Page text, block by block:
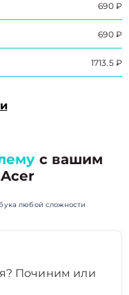
690 ₽
690 ₽
1713.5 ₽
с вашим
любой сложности
Починим или